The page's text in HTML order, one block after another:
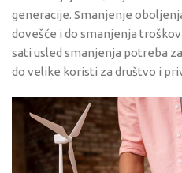
generacije. Smanjenje
dovešće i do smanjenja
sati usled smanjenja potreba
do velike koristi za društvo i